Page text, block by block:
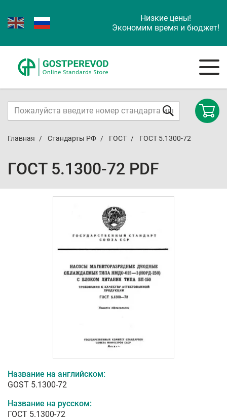
Низкие цены!
Экономим время и бюджет!
Главная Стандарты РФ ГОСТ ГОСТ 5.1300-72
ГОСТ 5.1300-72 PDF
Название на английском:
GOST 5.1300-72
Название на русском:
ГОСТ 5.1300-72